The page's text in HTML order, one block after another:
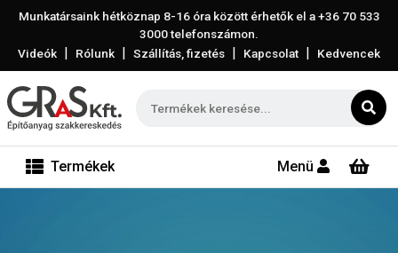
Munkatársaink hétköznap 8-16 óra között érhetők el a+36 70 533
3000telefonszámon.
Videók | Rólunk | Szállítás, fizetés | Kapcsolat | Kedvencek
Termékek Menü